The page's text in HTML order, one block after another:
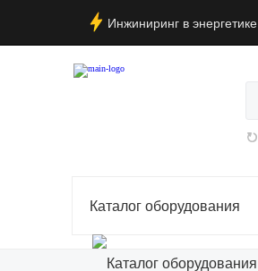
Инжиниринг в энергетике
Каталог оборудования